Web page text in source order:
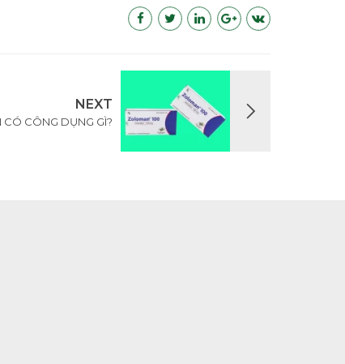
NEXT
CÔNG DỤNG GÌ?